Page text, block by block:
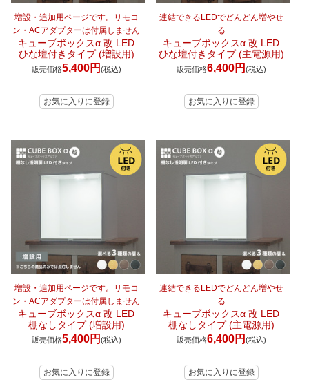
増設・追加用ページです。リモコ
ン・ACアダプターは付属しません
キューブボックスα 改 LED
ひな壇付きタイプ (増設用)
販売価格5,400円 (税込)
連結できるLEDでどんどん増やせ
る
キューブボックスα 改 LED
ひな壇付きタイプ (主電源用)
販売価格6,400円 (税込)
増設・追加用ページです。リモコ
ン・ACアダプターは付属しません
キューブボックスα 改 LED
棚なしタイプ (増設用)
販売価格5,400円 (税込)
連結できるLEDでどんどん増やせ
る
キューブボックスα 改 LED
棚なしタイプ (主電源用)
販売価格6,400円 (税込)